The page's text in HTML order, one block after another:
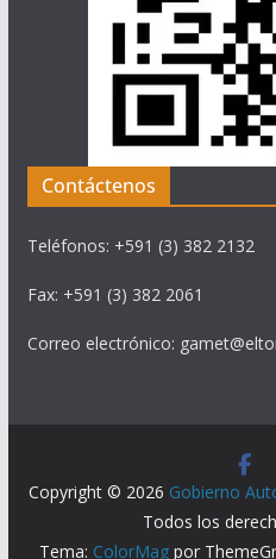
Contáctenos
Teléfonos: +591 (3) 382 2132
Fax: +591 (3) 382 2061
Correo electrónico:
Copyright © 2026 Gobierno
Todos los
Tema: ColorMag por